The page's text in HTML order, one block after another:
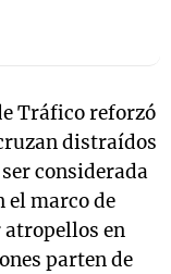
Tráfico reforzó
distraídos
considerada
el marco de
en
parten de